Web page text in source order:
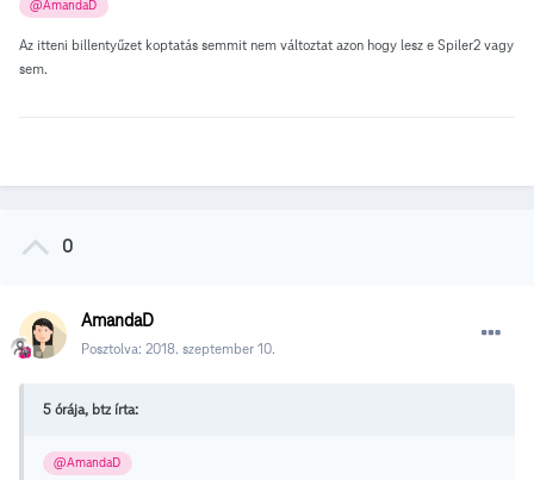
@AmandaD
Az itteni billentyűzet koptatás semmit nem változtat azon hogy lesz e Spiler2 vagy
sem.
0
AmandaD
Posztolva: 2018. szeptember 10.
5 órája, btz írta:
@AmandaD